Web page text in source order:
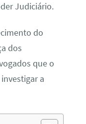
Judiciário.
do
dos
que o
a